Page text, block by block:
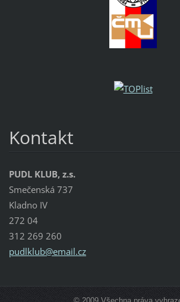
Kontakt
PUDL KLUB, z.s.
Smečenská 737
Kladno IV
272 04
312 269 260
pudlklub@email.cz